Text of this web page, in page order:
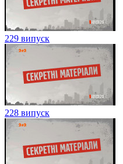
229 випуск
228 випуск